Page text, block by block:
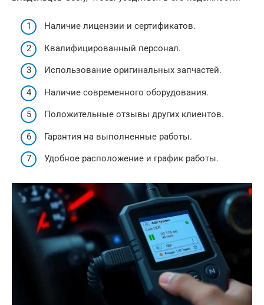
Наличие лицензии и сертификатов.
Квалифицированный персонал.
Использование оригинальных запчастей.
Наличие современного оборудования.
Положительные отзывы других клиентов.
Гарантия на выполненные работы.
Удобное расположение и график работы.